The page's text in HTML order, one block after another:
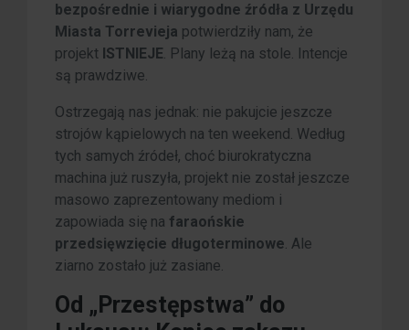
bezpośrednie i wiarygodne źródła z Urzędu
Miasta Torrevieja potwierdziły nam, że
projekt ISTNIEJE. Plany leżą na stole. Intencje
są prawdziwe.
Ostrzegają nas jednak: nie pakujcie jeszcze
strojów kąpielowych na ten weekend. Według
tych samych źródeł, choć biurokratyczna
machina już ruszyła, projekt nie został jeszcze
masowo zaprezentowany mediom i
zapowiada się na faraońskie
przedsięwzięcie długoterminowe. Ale
ziarno zostało już zasiane.
Od „Przestępstwa” do